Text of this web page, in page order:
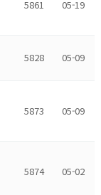
5861 05-19
5828 05-09
5873 05-09
5874 05-02